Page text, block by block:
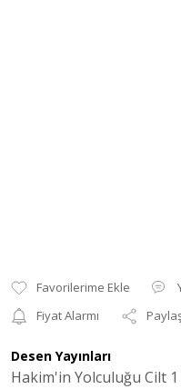
Fiyat Alarmı
Desen Yayınları
Hakim'in Yolculuğu Cilt